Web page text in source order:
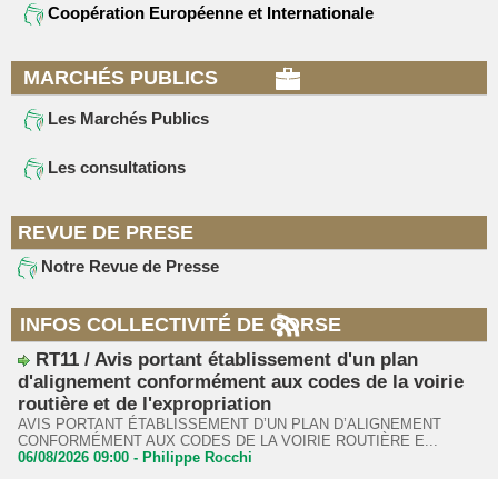
Coopération Européenne et Internationale
MARCHÉS PUBLICS
Les Marchés Publics
Les consultations
REVUE DE PRESE
Notre Revue de Presse
INFOS COLLECTIVITÉ DE CORSE
RT11 / Avis portant établissement d'un plan
d'alignement conformément aux codes de la voirie
routière et de l'expropriation
AVIS PORTANT ÉTABLISSEMENT D’UN PLAN D’ALIGNEMENT
CONFORMÉMENT AUX CODES DE LA VOIRIE ROUTIÈRE E...
06/08/2026 09:00 - Philippe Rocchi